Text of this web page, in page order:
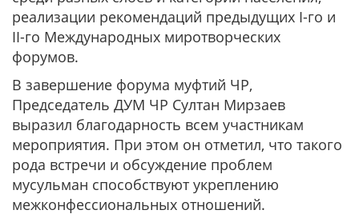
реализации рекомендаций предыдущих I-го и
II-го Международных миротворческих
форумов.
В завершение форума муфтий ЧР,
Председатель ДУМ ЧР Султан Мирзаев
выразил благодарность всем участникам
мероприятия. При этом он отметил, что такого
рода встречи и обсуждение проблем
мусульман способствуют укреплению
межконфессиональных отношений.